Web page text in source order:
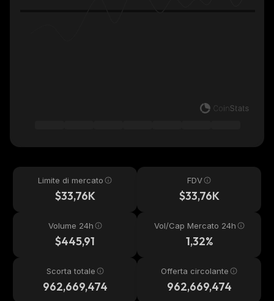
Limite di mercato
$33,76K
FDV
$33,76K
Volume 24h
$445,91
Vol/Cap Mercato 24h
1,32%
Scorta totale
962,669,474
Offerta circolante
962,669,474